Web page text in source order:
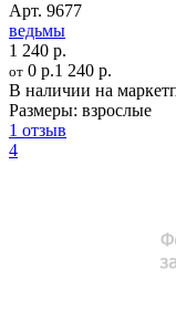
Арт. 9677
ведьмы
1 240 р.
от 0 р.1 240 р.
В наличии на
Размеры: взрослые
1 отзыв
4